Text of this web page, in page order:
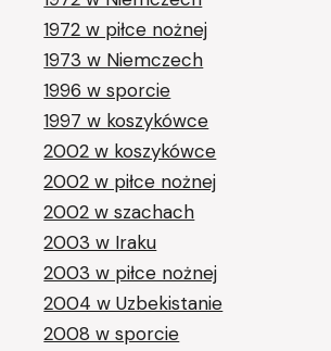
1972 w piłce nożnej
1973 w Niemczech
1996 w sporcie
1997 w koszykówce
2002 w koszykówce
2002 w piłce nożnej
2002 w szachach
2003 w Iraku
2003 w piłce nożnej
2004 w Uzbekistanie
2008 w sporcie